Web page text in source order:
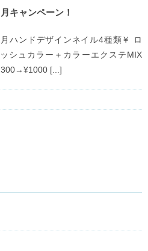
キャンペーン！
ハンドデザインネイル4種類￥ ロ
シュカラー＋カラーエクステMIX
[...]